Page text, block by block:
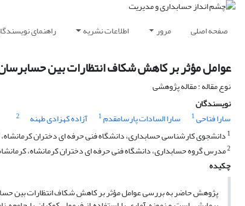
صفحه اصلی مرور اطلاعات نشریه راهنمای
عوامل مؤثر بر کاهش شکاف انتظارات بین
نوع مقاله : مقاله پژوهشی
نویسندگان
سارا فتاحی1 سارا السادات پارسامقدم1 آزاده کهزادی طهنه
2
1 دانشجوی کارشناسی حسابداری، دانشگاه فنی حرفه ای دختران کرمانشاه،
2مدرس گروه حسابداری، دانشگاه فنی حرفه ای دختران کرمانشاه،
چکیده
پژوهش حاضر به بررسی عوامل مؤثر بر کاهش شکاف انتظارات بین